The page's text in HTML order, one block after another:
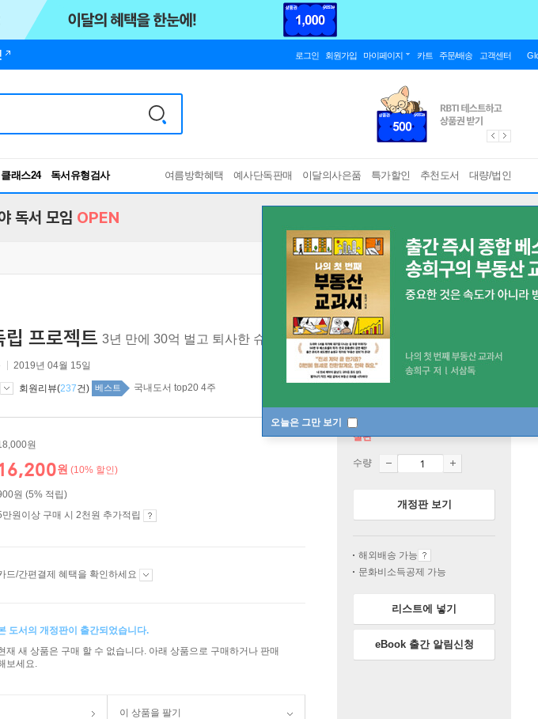
로그인 회원가입 마이페이지 카트 주문/배송 고객센터
클래스24
독서유형검사
RBTI Lab
여름방학혜택 예사단독판매 이달의사은품 특가할인 추천도서 대량/법인
오늘은 그만 보기
독서 모임 OPEN
프로젝트 3년 만에 30억 벌고 퇴사한 슈퍼개미의 실전 주식투자 생중계
2019년 04월 15일
회원리뷰(237건) 베스트 국내도서 top20 4주
원
원 (10% 할인)
원 (5% 적립)
만원이상 구매 시 2천원 추가적립
드/간편결제 혜택을 확인하세요
도서의 개정판이 출간되었습니다.
재 새 상품은 구매 할 수 없습니다. 아래 상품으로 구매하거나 판매
보세요.
이 상품을 팔기
절판
수량
개정판 보기
해외배송 가능
문화비소득공제 가능
리스트에 넣기
eBook 출간 알림신청